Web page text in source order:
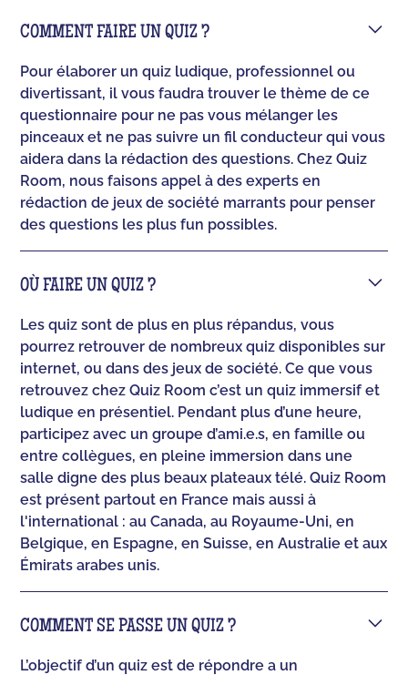
COMMENT FAIRE UN QUIZ ?
Pour élaborer un quiz ludique, professionnel ou
divertissant, il vous faudra trouver le thème de ce
questionnaire pour ne pas vous mélanger les
pinceaux et ne pas suivre un fil conducteur qui vous
aidera dans la rédaction des questions. Chez Quiz
Room, nous faisons appel à des experts en
rédaction de jeux de société marrants pour penser
des questions les plus fun possibles.
OÙ FAIRE UN QUIZ ?
Les quiz sont de plus en plus répandus, vous
pourrez retrouver de nombreux quiz disponibles sur
internet, ou dans des jeux de société. Ce que vous
retrouvez chez Quiz Room c’est un quiz immersif et
ludique en présentiel. Pendant plus d’une heure,
participez avec un groupe d’ami.e.s, en famille ou
entre collègues, en pleine immersion dans une
salle digne des plus beaux plateaux télé. Quiz Room
est présent partout en France mais aussi à
l'international : au Canada, au Royaume-Uni, en
Belgique, en Espagne, en Suisse, en Australie et aux
Émirats arabes unis.
COMMENT SE PASSE UN QUIZ ?
L’objectif d’un quiz est de répondre a un